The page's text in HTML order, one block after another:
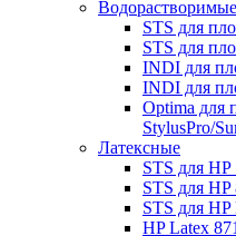
Водорастворимые
STS для
STS для
INDI для
INDI для
Optima для
StylusPro/
Латексные
STS для HP
STS для
STS для
HP Latex